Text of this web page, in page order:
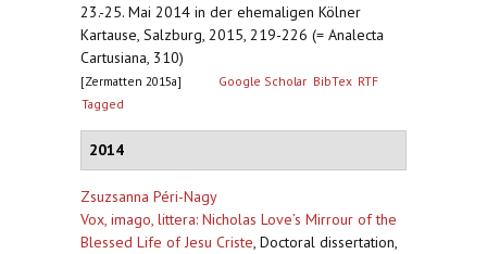
23.-25. Mai 2014 in der ehemaligen Kölner
Kartause, Salzburg, 2015, 219-226 (= Analecta
Cartusiana, 310)
[Zermatten 2015a] Google Scholar BibTex RTF
Tagged
2014
Zsuzsanna Péri-Nagy
Vox, imago, littera: Nicholas Love’s Mirrour of the
Blessed Life of Jesu Criste, Doctoral dissertation,